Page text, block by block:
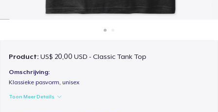
Product:US$ 20,00 USD - Classic Tank Top
Omschrijving:
Klassieke pasvorm, unisex
Toon Meer Details